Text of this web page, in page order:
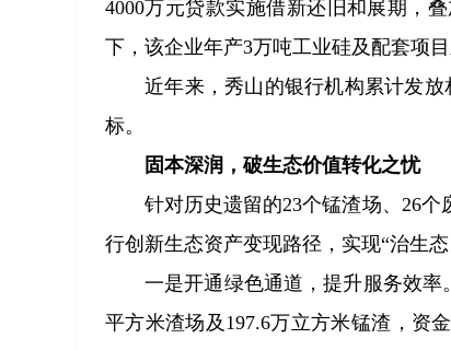
4000万元贷款实施借新还旧和展期，
下，该企业年产3万吨工业硅及配套项
近年来，秀山的银行机构累计发
标。
固本深润，破生态价值转化之忧
针对历史遗留的23个锰渣场、26
行创新生态资产变现路径，实现“治生态
一是开通绿色通道，提升服务效
平方米渣场及197.6万立方米锰渣，资